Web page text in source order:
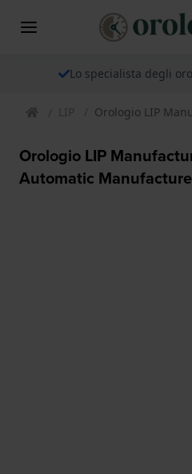
Lo specialista degli
LIP Orologio LIP
Orologio LIP
Automatic Manufacture